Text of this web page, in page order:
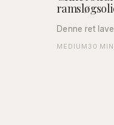
Denne ret
MEDIUM 30 MIN